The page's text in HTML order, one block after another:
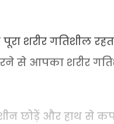
पूरा शरीर गतिशील
से आपका शरीर
छोड़ें और हाथ से